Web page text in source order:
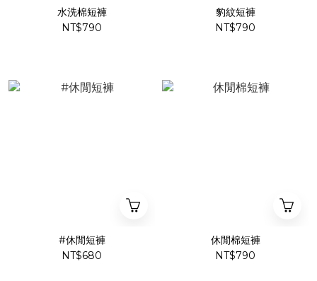
水洗棉短褲
NT$790
豹紋短褲
NT$790
#休閒短褲
NT$680
休閒棉短褲
NT$790